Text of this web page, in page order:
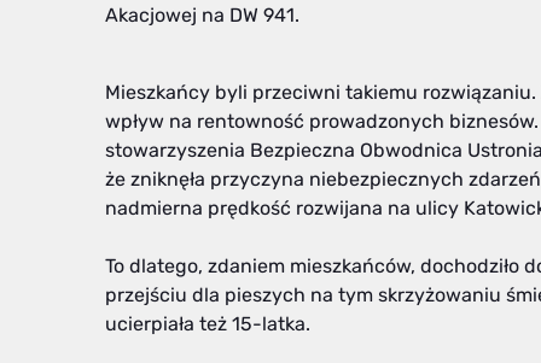
Akacjowej na DW 941.
Mieszkańcy byli przeciwni takiemu
wpływ na rentowność prowadzonych
stowarzyszenia Bezpieczna Obwodnica
że zniknęła przyczyna niebezpiecznych
nadmierna prędkość rozwijana na ulicy
To dlatego, zdaniem mieszkańców,
przejściu dla pieszych na tym skrzyżowaniu
ucierpiała też 15-latka.